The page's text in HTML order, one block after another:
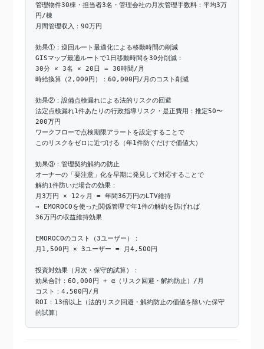
管理物件30棟・担当者3名・管理会社の月次管理手数料：平均3万
円/棟
月間管理収入：90万円
効果①：巡回ルート最適化による移動時間の削減
GISマップ最適ルートで1日移動時間を30分削減：
30分 × 3名 × 20日 = 30時間/月
時給換算（2,000円）：60,000円/月のコスト削減
効果②：設備点検漏れによる法的リスクの回避
法定点検漏れ1件あたりの行政指導リスク・是正費用：推定50〜
200万円
ワークフローで点検期限アラートを設定することで
このリスクをゼロに近づける（年1件防ぐだけで価値大）
効果③：管理契約解約の防止
オーナーの「要注意」化を早期に発見して対応することで
解約1件防いだ場合の効果：
月3万円 × 12ヶ月 = 年間36万円のLTV維持
→ EMOROCOを使った関係管理で年1件の解約を防げれば
36万円の収益維持効果
EMOROCOのコスト（3ユーザー）：
月1,500円 × 3ユーザー = 月4,500円
投資対効果（月次・保守的試算）：
効果合計：60,000円 + α（リスク回避・解約防止）/月
コスト：4,500円/月
ROI：13倍以上（法的リスク回避・解約防止の価値を除いた保守
的試算）